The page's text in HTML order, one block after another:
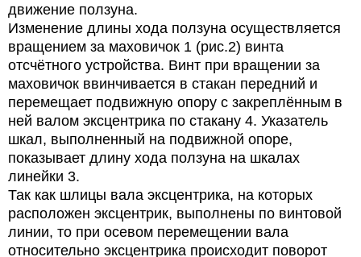
движение ползуна.
Изменение длины хода ползуна осуществляется
вращением за маховичок 1 (рис.2) винта
отсчётного устройства. Винт при вращении за
маховичок ввинчивается в стакан передний и
перемещает подвижную опору с закреплённым в
ней валом эксцентрика по стакану 4. Указатель
шкал, выполненный на подвижной опоре,
показывает длину хода ползуна на шкалах
линейки 3.
Так как шлицы вала эксцентрика, на которых
расположен эксцентрик, выполнены по винтовой
линии, то при осевом перемещении вала
относительно эксцентрика происходит поворот